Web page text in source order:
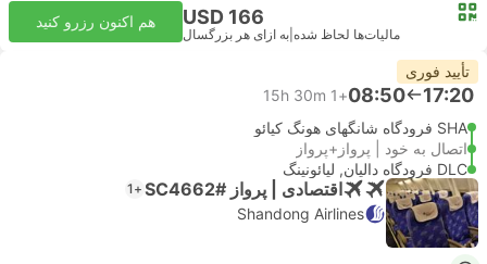
USD 166
مالیات‌ها لحاظ شده به ازای هر بزرگسال
هم اکنون رزرو کنید
تأیید فوری
17:20
08:50
+1
15h 30m
SHA فرودگاه شانگهای هونگ کیائو
اتصال به خود | پرواز+پرواز
DLC فرودگاه دالیان, لیائونینگ
اقتصادی | پرواز #SC4662 +1
Shandong Airlines